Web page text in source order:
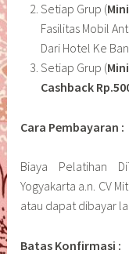
Setiap Grup (
Fasilitas Mobil
Dari Hotel Ke
Setiap Grup (
Cashback
Cara Pembayaran :
Biaya Pelatihan
Yogyakarta a.n. CV
atau dapat dibayar
Batas Konfirmasi :